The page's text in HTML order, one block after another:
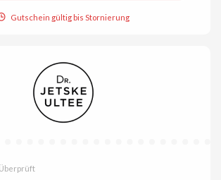
Gutschein gültig bis Stornierung
Überprüft